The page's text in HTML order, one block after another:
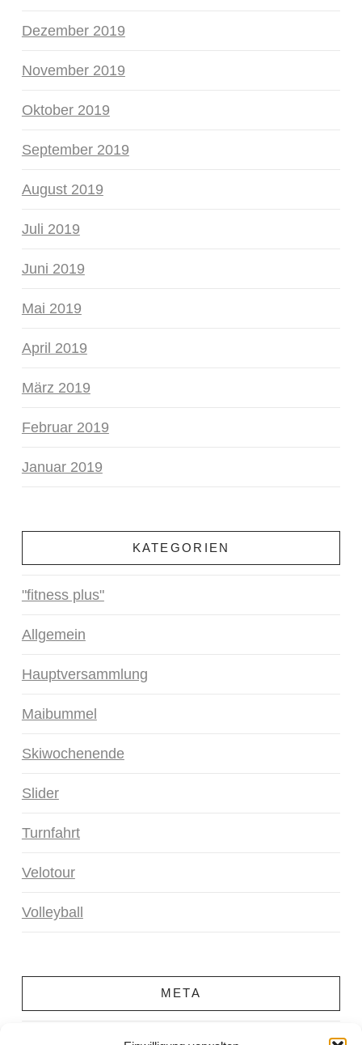
Dezember 2019
November 2019
Oktober 2019
September 2019
August 2019
Juli 2019
Juni 2019
Mai 2019
April 2019
März 2019
Februar 2019
Januar 2019
KATEGORIEN
"fitness plus"
Allgemein
Hauptversammlung
Maibummel
Skiwochenende
Slider
Turnfahrt
Velotour
Volleyball
META